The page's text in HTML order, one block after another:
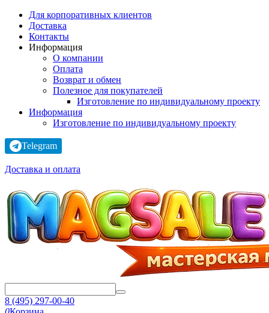
Для корпоративных клиентов
Доставка
Контакты
Информация
О компании
Оплата
Возврат и обмен
Полезное для покупателей
Изготовление по индивидуальному проекту
Информация
Изготовление по индивидуальному проекту
Telegram
Доставка и оплата
8 (495) 297-00-40